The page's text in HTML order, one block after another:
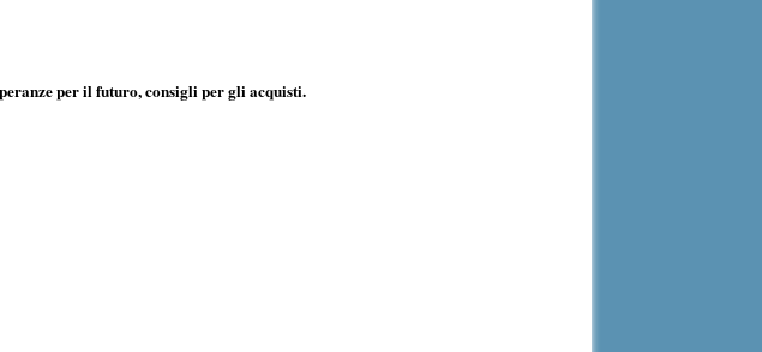
per il futuro, consigli per gli acquisti.